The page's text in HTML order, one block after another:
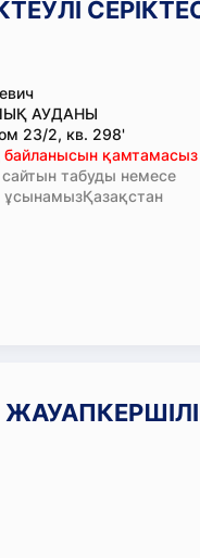
АУДАНЫ
23/2, кв. 298'
байланысын қамтамасыз
табуды немесе
ұсынамызҚазақстан